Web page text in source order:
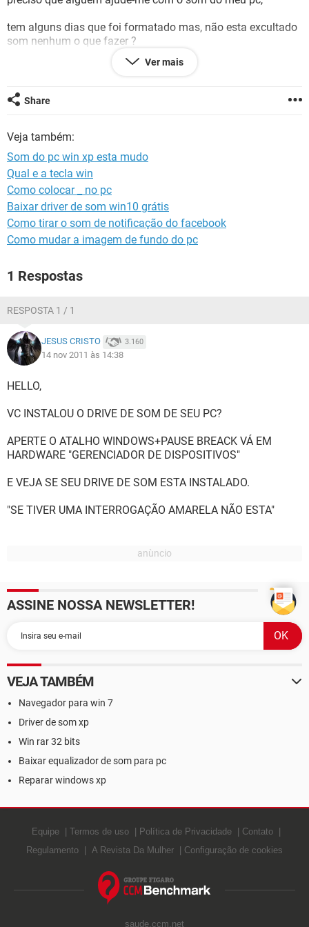
GUIA DE COMPRAS
tem alguns dias que foi formatado mas, não esta excultado
som nenhum o que fazer ?
ja baxei varios codec e dar uma mensagem que esta sendo
usado por outro programa ou não esta instalado como pode
Ver mais
Share
Veja também:
Som do pc win xp esta mudo
Qual e a tecla win
Como colocar _ no pc
Baixar driver de som win10 grátis
Como tirar o som de notificação do facebook
Como mudar a imagem de fundo do pc
1 Respostas
RESPOSTA 1 / 1
JESUS CRISTO 3.160
14 nov 2011 às 14:38
HELLO,
VC INSTALOU O DRIVE DE SOM DE SEU PC?
APERTE O ATALHO WINDOWS+PAUSE BREACK VÁ EM
HARDWARE "GERENCIADOR DE DISPOSITIVOS"
E VEJA SE SEU DRIVE DE SOM ESTA INSTALADO.
"SE TIVER UMA INTERROGAÇÃO AMARELA NÃO ESTA"
ASSINE NOSSA NEWSLETTER!
VEJA TAMBÉM
Navegador para win 7
Driver de som xp
Win rar 32 bits
Baixar equalizador de som para pc
Reparar windows xp
Equipe Termos de uso Política de Privacidade
Contato
Regulamento
A Revista Da Mulher Configuração de cookies
saude.ccm.net